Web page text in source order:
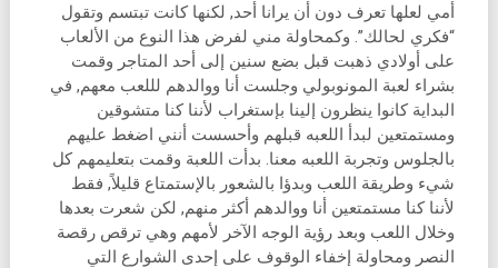
أمي لعلها تعرف دون أن يرانا أحد, لكنها كانت تبتسم وتقول
“فكري لحالك”. وكمحاولة مني لفرض هذا النوع من الألعاب
على أولادي ذهبت قبل بضع سنين إلى أحد المتاجر وقمت
بشراء لعبة المونوبولي وجلست أنا ووالدهم لللعب معهم, في
البداية كانوا ينظرون إلينا بإستغراب لأننا كنا متشوقين
ومستمتعين لبدأ اللعبه قبلهم وأحسست أنني اضغط عليهم
بالجلوس وتجربة اللعبه معنا. بدأت اللعبة وقمت بتعليمهم كل
شيء وطريقة اللعب وبدؤا بالشعور بالإستمتاع قليلاً, فقط
لأننا كنا مستمتعين أنا ووالدهم أكثر منهم, لكن شعرت بعدها
وخلال اللعب وبعد رؤية الوجه الآخر لأمهم وهي ترقص رقصة
النصر ومحاولة إخفاء الوقوف على إحدى الشوارع التي